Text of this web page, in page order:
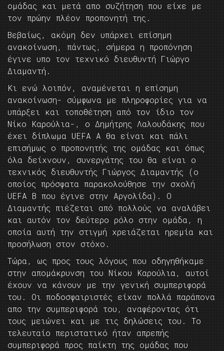
ομάδας και μετά απο συζήτηση που είχε με
τον πρώην πλέον προπονητή της.
Βεβαίως, ακόμη δεν υπάρχει επίσημη
ανακοίνωση, πάντως, σήμερα η προπόνηση
έγινε υπο τον τεχνικό διευθυντή Γιώργο
Διαμαντή.
Κι ενώ λοιπόν, αναμένεται η επίσημη
ανακοίνωση- σύμφωνα με πληροφορίες για να
υπάρξει και τοποθέτηση από τον ίδιο τον
Νίκο Καρούλια-, ο Δημήτρης Λαλουδάκης που
έχει δίπλωμα UEFA A θα είναι και πάλι
επισήμως ο προπονητής της ομάδας και όπως
όλα δείχνουν, συνεργάτης του θα είναι ο
τεχνικός διευθυντής Γιώργος Διαμαντής (ο
οποίος πρόσφατα παρακολούθησε την σχολή
UEFA B που έγινε στην Αργολίδα). Ο
Διαμαντής πιέζεται από πολλούς να αναλάβει
και αυτόν τον δεύτερο ρόλο στην ομάδα, η
οποία αυτή την στιγμή χρειάζεται ηρεμία και
προσήλωση στον στόχο.
Τώρα, ως προς τους λόγους που οδηγηθήκαμε
στην απομάκρυνση του Νίκου Καρούλια, αυτοί
έχουν να κάνουν με την γενική συμπεριφορά
του. Οι ποδοσφαιριστές είχαν πολλά παράπονα
απο την συμπεριφορά του, αναφέροντας ότι
τους μειώνει και με τις δηλώσεις του. Το
τελευταίο περιστατικό ήταν απρεπής
συμπεριφορά προς παίκτη της ομάδας που